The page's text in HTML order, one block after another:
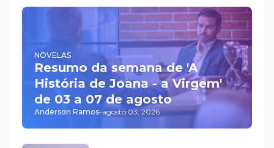
NOVELAS
Resumo da semana de 'A
História de Joana - a Virgem'
de 03 a 07 de agosto
Anderson Ramos-agosto 03, 2026